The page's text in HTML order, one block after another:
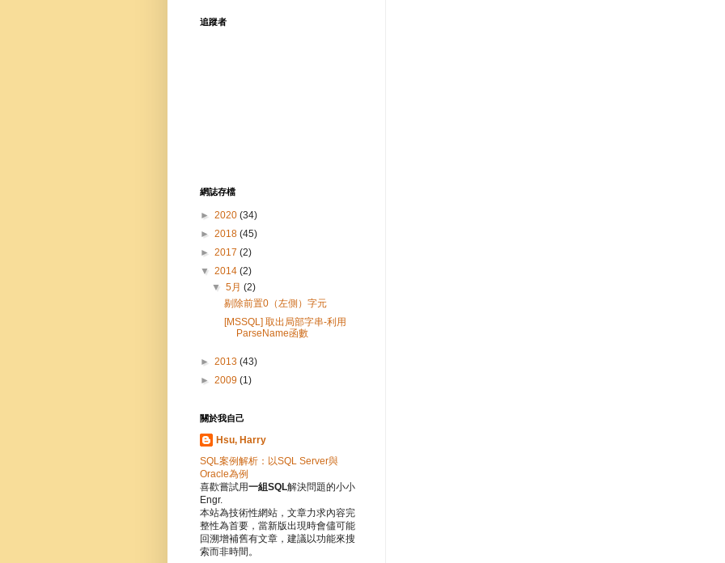
追蹤者
網誌存檔
► 2020 (34)
► 2018 (45)
► 2017 (2)
▼ 2014 (2)
▼5月(2)
剔除前置0（左側）字元
[MSSQL] 取出局部字串-利用
ParseName函數
► 2013 (43)
► 2009 (1)
關於我自己
Hsu, Harry
SQL案例解析：以SQL Server與
Oracle為例
喜歡嘗試用一組SQL解決問題的小小
Engr.
本站為技術性網站，文章力求內容完
整性為首要，當新版出現時會儘可能
回溯增補舊有文章，建議以功能來搜
索而非時間。